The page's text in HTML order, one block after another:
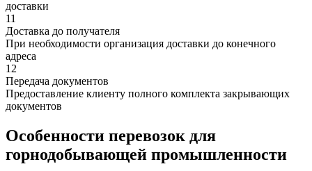
доставки
11
Доставка до получателя
При необходимости организация доставки до конечного
адреса
12
Передача документов
Предоставление клиенту полного комплекта закрывающих
документов
Особенности перевозок для
горнодобывающей промышленности